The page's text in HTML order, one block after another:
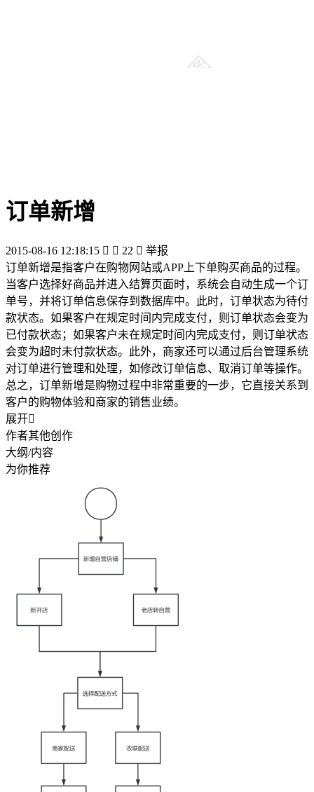
订单新增
2015-08-16 12:18:15   22  举报
订单新增是指客户在购物网站或APP上下单购买商品的过程。
当客户选择好商品并进入结算页面时，系统会自动生成一个订
单号，并将订单信息保存到数据库中。此时，订单状态为待付
款状态。如果客户在规定时间内完成支付，则订单状态会变为
已付款状态；如果客户未在规定时间内完成支付，则订单状态
会变为超时未付款状态。此外，商家还可以通过后台管理系统
对订单进行管理和处理，如修改订单信息、取消订单等操作。
总之，订单新增是购物过程中非常重要的一步，它直接关系到
客户的购物体验和商家的销售业绩。
展开
作者其他创作
大纲/内容
为你推荐